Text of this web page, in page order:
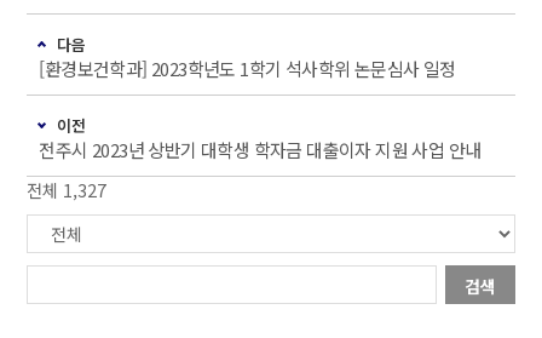
다음
[환경보건학과] 2023학년도 1학기 석사학위 논문심사 일정
이전
전주시 2023년 상반기 대학생 학자금 대출이자 지원 사업 안내
전체 1,327
검색